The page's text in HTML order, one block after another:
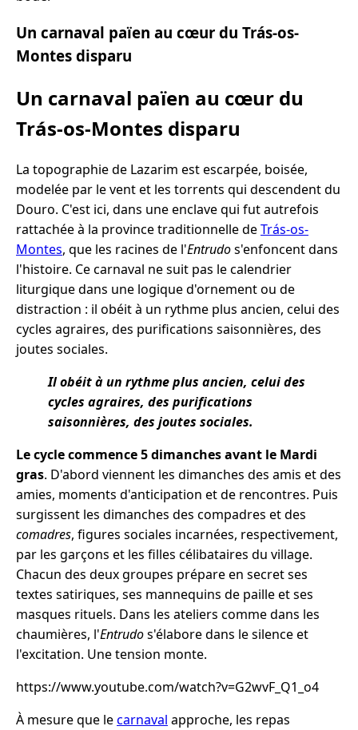
Un carnaval païen au cœur du Trás-os-
Montes disparu
Un carnaval païen au cœur du
Trás-os-Montes disparu
La topographie de Lazarim est escarpée, boisée,
modelée par le vent et les torrents qui descendent du
Douro. C'est ici, dans une enclave qui fut autrefois
rattachée à la province traditionnelle deTrás-os-
Montes, que les racines de l'Entrudos'enfoncent dans
l'histoire. Ce carnaval ne suit pas le calendrier
liturgique dans une logique d'ornement ou de
distraction : il obéit à un rythme plus ancien, celui des
cycles agraires, des purifications saisonnières, des
joutes sociales.
Il obéit à un rythme plus ancien, celui des
cycles agraires, des purifications
saisonnières, des joutes sociales.
Le cycle commence 5 dimanches avant le Mardi
gras. D'abord viennent les dimanches des amis et des
amies, moments d'anticipation et de rencontres. Puis
surgissent les dimanches des compadres et des
comadres, figures sociales incarnées, respectivement,
par les garçons et les filles célibataires du village.
Chacun des deux groupes prépare en secret ses
textes satiriques, ses mannequins de paille et ses
masques rituels. Dans les ateliers comme dans les
chaumières, l'Entrudos'élabore dans le silence et
l'excitation. Une tension monte.
https://www.youtube.com/watch?v=G2wvF_Q1_o4
À mesure que lecarnaval approche, les repas